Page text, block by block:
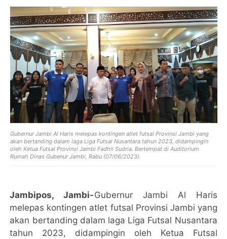
Gubernur Jambi Al Haris melepas kontingen atlet futsal Provinsi Jambi yang
akan bertanding dalam laga Liga Futsal Nusantara tahun 2023, didampingin
oleh Ketua Futsal Provinsi Jambi Fadhli Sudria. Bertempat di Auditorium
Rumah Dinas Gubenur Jambi, Rabu (07/06/2023).
Jambipos, Jambi-Gubernur Jambi Al Haris
melepas kontingen atlet futsal Provinsi Jambi yang
akan bertanding dalam laga Liga Futsal Nusantara
tahun 2023, didampingin oleh Ketua Futsal